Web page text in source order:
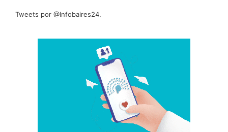
Tweets por @Infobaires24.